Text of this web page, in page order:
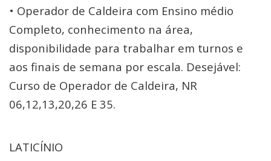
• Operador de Caldeira com Ensino médio
Completo, conhecimento na área,
disponibilidade para trabalhar em turnos e
aos finais de semana por escala. Desejável:
Curso de Operador de Caldeira, NR
06,12,13,20,26 E 35.
LATICÍNIO